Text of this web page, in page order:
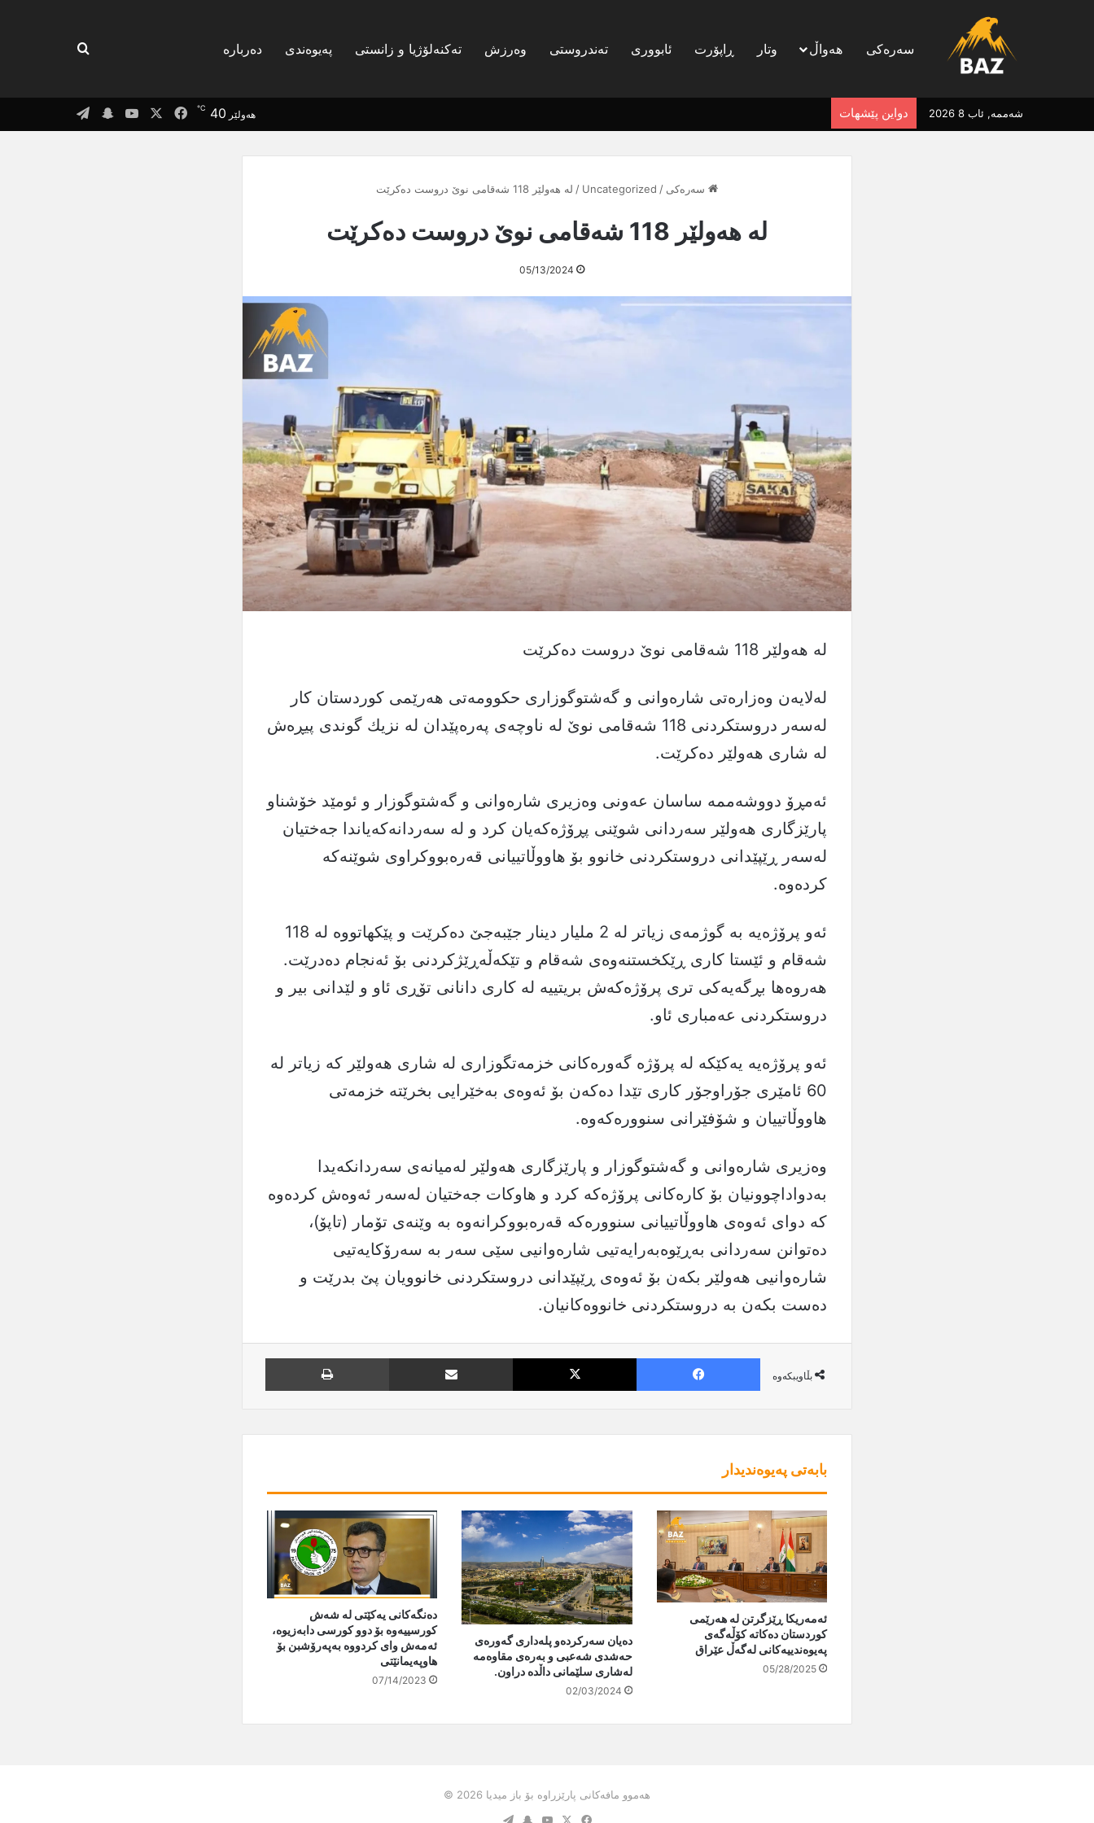
سەرەکی هەواڵ وتار ڕاپۆرت ئابووری تەندروستی وەرزش تەکنەلۆژیا و زانستی پەیوەندی دەربارە گەریان بۆ
شەممە, ئاب 8 2026 دواین پێشهات هەولێر 40
℃
Facebook
YouTube
Snapchat
Telegram
سەرەکی /
Uncategorized
/ لە هەولێر 118 شەقامی نوێ دروست دەكرێت
لە هەولێر 118 شەقامی نوێ دروست دەكرێت
05/13/2024
لە هەولێر 118 شەقامی نوێ دروست دەكرێت
لەلایەن وەزارەتی شارەوانی و گەشتوگوزاری حكوومەتی هەرێمی كوردستان كار
لەسەر دروستكردنی 118 شەقامی نوێ لە ناوچەی پەرەپێدان لە نزیك گوندی پیڕەش
لە شاری هەولێر دەكرێت.
ئەمڕۆ دووشەممە ساسان عەونی وەزیری شارەوانی و گەشتوگوزار و ئومێد خۆشناو
پارێزگاری هەولێر سەردانی شوێنی پڕۆژەكەیان كرد و لە سەردانەكەیاندا جەختیان
لەسەر ڕێپێدانی دروستكردنی خانوو بۆ هاووڵاتییانی قەرەبووكراوی شوێنەكە
كردەوە.
ئەو پرۆژەیە بە گوژمەی زیاتر لە 2 ملیار دینار جێبەجێ دەكرێت و پێكهاتووە لە 118
شەقام و ئێستا کاری ڕێکخستنەوەی شەقام و تێکەڵەڕێژکردنی بۆ ئەنجام دەدرێت.
هەروەها بڕگەیەكی تری پرۆژەكەش بریتییە لە کاری دانانی تۆڕی ئاو و لێدانی بیر و
دروستکردنی عەمباری ئاو.
ئەو پرۆژەیە یەكێكە لە پرۆژە گەورەكانی خزمەتگوزاری لە شاری هەولێر كە زیاتر لە
60 ئامێری جۆراوجۆر كاری تێدا دەکەن بۆ ئەوەی بەخێرایی بخرێتە خزمەتی
هاووڵاتییان و شۆفێرانی سنوورەكەوە.
وەزیری شارەوانی و گەشتوگوزار و پارێزگاری هەولێر لەمیانەی سەردانكەیدا
بەدواداچوونیان بۆ كارەكانی پرۆژەكە كرد و هاوكات جەختیان لەسەر ئەوەش كردەوە
كە دوای ئەوەی هاووڵاتییانی سنوورەكە قەرەبووكرانەوە بە وێنەی تۆمار (تاپۆ)،
دەتوانن سەردانی بەڕێوەبەرایەتیی شارەوانیی سێی سەر بە سەرۆكایەتیی
شارەوانیی هەولێر بكەن بۆ ئەوەی ڕێپێدانی دروستكردنی خانوویان پێ بدرێت و
دەست بكەن بە دروستكردنی خانووەكانیان.
بڵاویبکەوە
Facebook
X نارد بە ئیمەیل چاپ کردن
بابەتی پەیوەندیدار
ئه‌مەریكا ڕێزگرتن له‌ هه‌رێمی
كوردستان دەکاتە کۆڵەگەی
پەیوەندییەکانی لەگەڵ عێراق
05/28/2025
دەیان سەرکردەو پلەداری گەورەی
حەشدی شەعبی و بەرەی مقاوەمە
لەشاری سلێمانی داڵدە دراون.
02/03/2024
دەنگەکانی یەکێتی لە شەش
کورسییەوە بۆ دوو کورسی دابەزیوە،
ئەمەش وای کردووە بەپەرۆشبن بۆ
هاوپەیمانێتی
07/14/2023
هەموو مافەکانی پارێزراوە بۆ باز میدیا 2026 ©
Facebook
YouTube
Snapchat
Telegram